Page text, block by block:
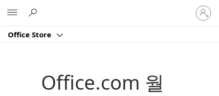
Office Store
귀
하
계
Office.com 월